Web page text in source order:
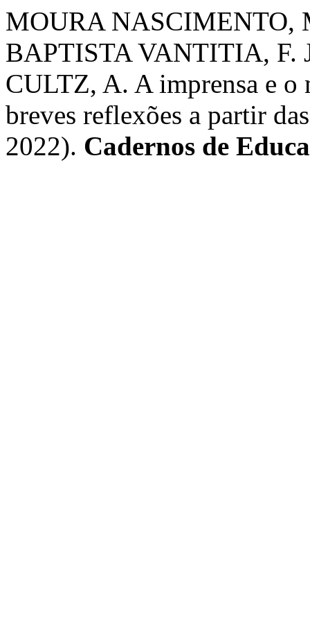
MOURA NASCIMENTO,
BAPTISTA VANTITIA, F.
CULTZ, A. A imprensa e
breves reflexões a partir
2022). Cadernos de